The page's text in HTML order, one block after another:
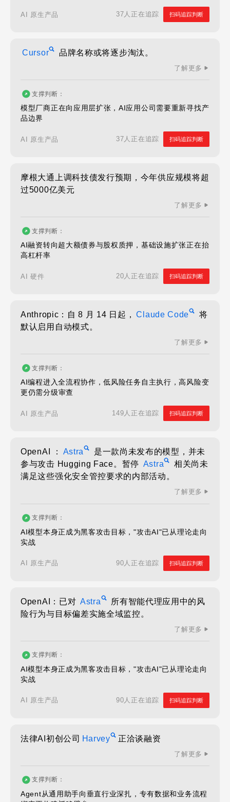
AI 原生产品 37人正在追踪 扫码追踪判断
Cursor 品牌名称或将逐步淘汰。
了解更多
支撑判断：
模型厂商正在向应用层扩张，AI应用公司需要重新寻找产
品边界
AI 原生产品 37人正在追踪 扫码追踪判断
摩根大通上调科技债发行预期，今年供应规模将超
过5000亿美元
了解更多
支撑判断：
AI融资转向超大额债券与股权质押，基础设施扩张正在抬
高杠杆率
AI 硬件 20人正在追踪 扫码追踪判断
Anthropic：自 8 月 14 日起， Claude Code
将
默认启用自动模式。
了解更多
支撑判断：
AI编程进入全流程协作，低风险任务自主执行，高风险变
更仍需分级审查
AI 原生产品 149人正在追踪 扫码追踪判断
OpenAI ： Astra
是一款尚未发布的模型，并未
参与攻击 Hugging Face。暂停 Astra
相关尚未
满足这些强化安全管控要求的内部活动。
了解更多
支撑判断：
AI模型本身正成为黑客攻击目标，"攻击AI"已从理论走向
实战
AI 原生产品 90人正在追踪 扫码追踪判断
OpenAI：已对 Astra
所有智能代理应用中的风
险行为与目标偏差实施全域监控。
了解更多
支撑判断：
AI模型本身正成为黑客攻击目标，"攻击AI"已从理论走向
实战
AI 原生产品 90人正在追踪 扫码追踪判断
法律AI初创公司 Harvey 正洽谈融资
了解更多
支撑判断：
Agent从通用助手向垂直行业深扎，专有数据和业务流程